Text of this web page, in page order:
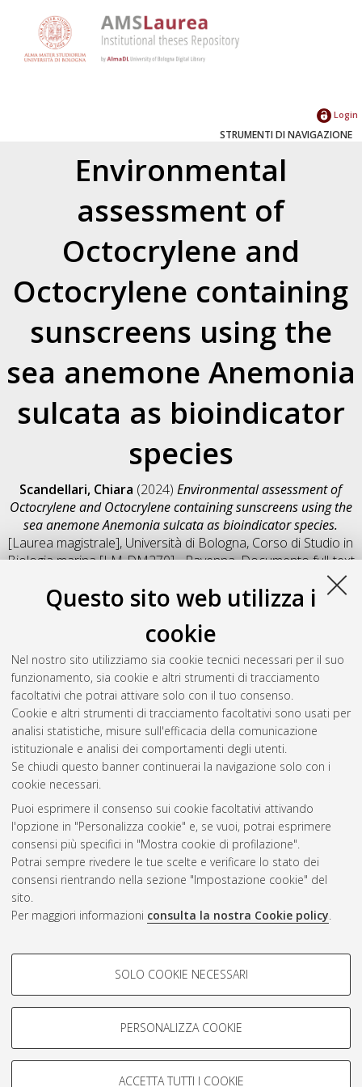
Questo sito web utilizza i
cookie
Nel nostro sito utilizziamo sia cookie tecnici necessari per il suo
funzionamento, sia cookie e altri strumenti di tracciamento
facoltativi che potrai attivare solo con il tuo consenso.
Cookie e altri strumenti di tracciamento facoltativi sono usati per
analisi statistiche, misure sull'efficacia della comunicazione
istituzionale e analisi dei comportamenti degli utenti.
Se chiudi questo banner continuerai la navigazione solo con i
cookie necessari.
Puoi esprimere il consenso sui cookie facoltativi attivando
l'opzione in "Personalizza cookie" e, se vuoi, potrai esprimere
consensi più specifici in "Mostra cookie di profilazione".
Potrai sempre rivedere le tue scelte e verificare lo stato dei
consensi rientrando nella sezione "Impostazione cookie" del
sito.
Per maggiori informazioni consulta la nostra Cookie policy.
COOKIE DI PROFILAZIONE -
Si tratta di cookie utilizzati per analizzare le caratteristiche della
navigazione degli utenti, creare profili in base al loro comportamento
Mostra cookie di profilazione
SOLO COOKIE NECESSARI
PERSONALIZZA COOKIE
ACCETTA TUTTI I COOKIE
Login
STRUMENTI DI NAVIGAZIONE
Environmental
assessment of
Octocrylene and
Octocrylene containing
sunscreens using the
sea anemone Anemonia
sulcata as bioindicator
species
Scandellari, Chiara (2024)Environmental assessment of
Octocrylene and Octocrylene containing sunscreens using the
sea anemone Anemonia sulcata as bioindicator species.
[Laurea magistrale], Università di Bologna, Corso di Studio in
Biologia marina [LM-DM270] - Ravenna, Documento full-text
Salva citazione
Condividi
Il full-text non è disponibile per scelta dell'autore. (
Abstract
Altri metadati
Gestione del documento:
Atom
Rss 1.0
Rss 2.0
AMS Laurea
Impostazioni Cookie
Informativa sulla privacy
Condizioni d’uso del sito